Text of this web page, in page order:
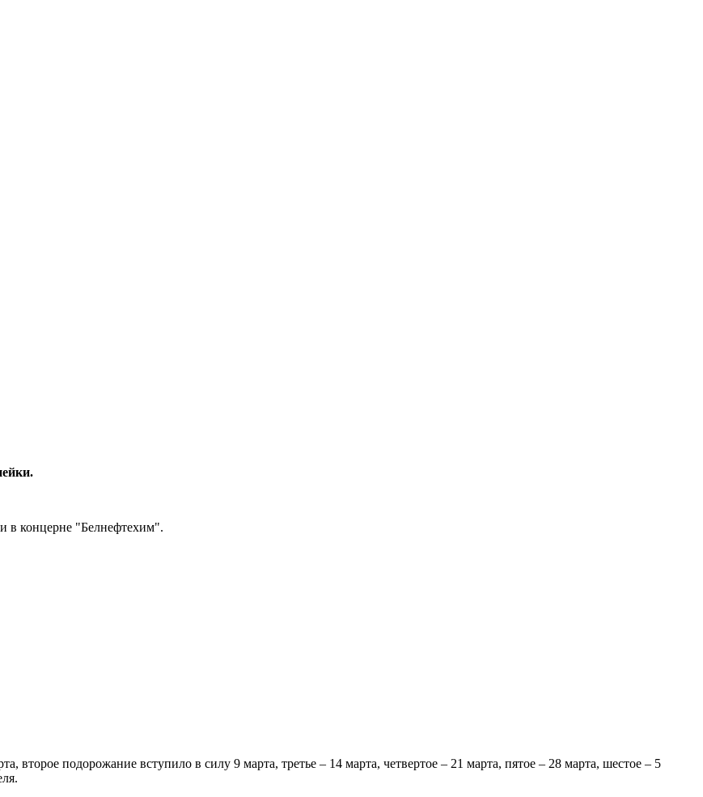
в концерне "Белнефтехим".
второе подорожание вступило в силу 9 марта, третье – 14 марта, четвертое – 21 марта, пятое – 28 марта, шестое – 5